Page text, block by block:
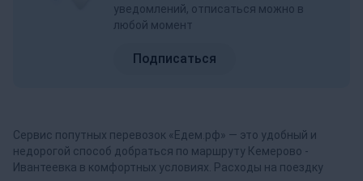
уведомлений, отписаться можно в
любой момент
Подписаться
Сервис попутных перевозок «Едем.рф» — это удобный и
недорогой способ добраться по маршруту Кемерово -
Ивантеевка в комфортных условиях. Расходы на поездку